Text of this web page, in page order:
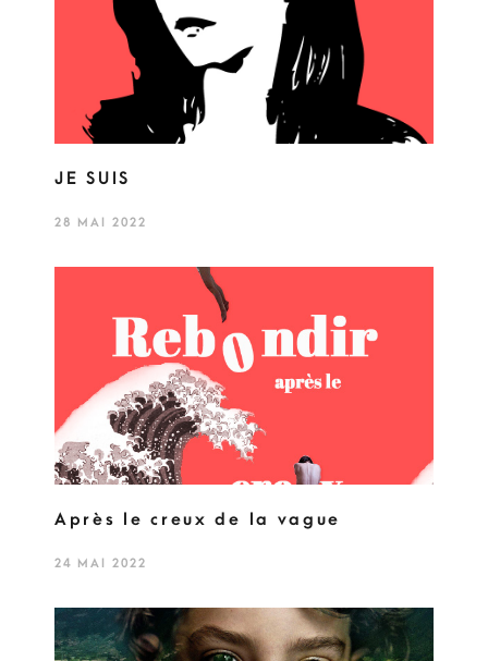
JE SUIS
28 MAI 2022
Après le creux de la vague
24 MAI 2022